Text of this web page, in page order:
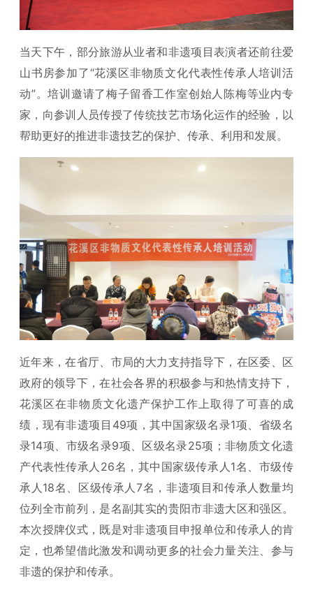
当天下午，部分旅游从业者和非遗项目表演者还前往爱
山书房参加了“花溪区非物质文化代表性传承人培训活
动”。培训邀请了梅子留香工作室创始人陈梅等业内专
家，向参训人员传授了传统技艺市场化运作的经验，以
帮助更好的推进非遗技艺的保护、传承、利用和发展。
近年来，在省厅、市局的大力支持指导下，在区委、区
政府的领导下，在社会各界的积极参与和热情支持下，
花溪区在非物质文化遗产保护工作上取得了可喜的成
绩，现有非遗项目49项，其中国家级名录1项、省级名
录14项、市级名录9项、区级名录25项；非物质文化遗
产代表性传承人26名，其中国家级传承人1名、市级传
承人18名、区级传承人7名，非遗项目和传承人数量均
位列全市前列，是名副其实的贵阳市非遗大区和强区。
本次授牌仪式，既是对非遗项目申报单位和传承人的肯
定，也希望借此激发和调动更多的社会力量关注、参与
非遗的保护和传承。